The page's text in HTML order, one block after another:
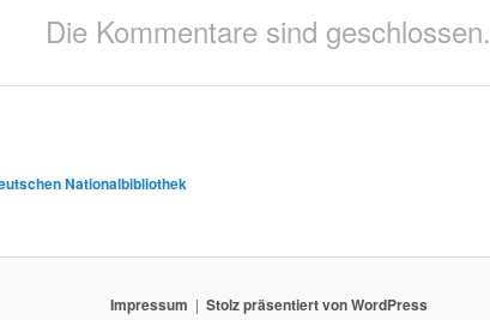
Die Kommentare sind geschlossen.
Nationalbibliothek
Impressum Stolz präsentiert von WordPress